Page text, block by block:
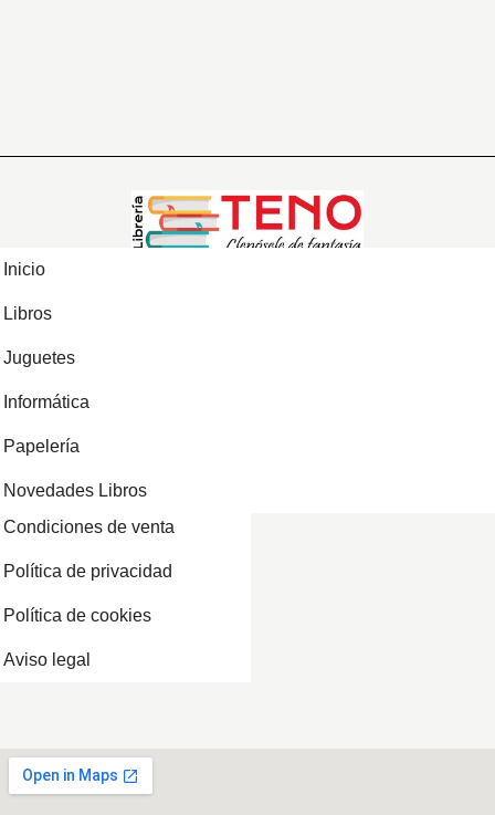
Inicio
Libros
Juguetes
Informática
Papelería
Novedades Libros
Condiciones de venta
Política de privacidad
Política de cookies
Aviso legal